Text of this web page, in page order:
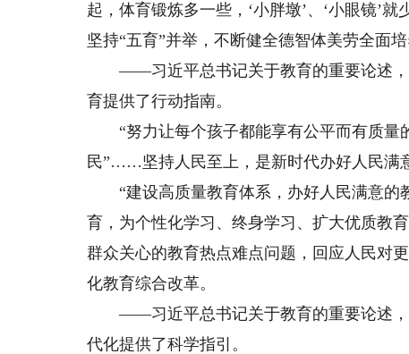
起，体育锻炼多一些，‘小胖墩’、‘小眼镜’
坚持“五育”并举，不断健全德智体美劳全面培
——习近平总书记关于教育的重要论述，
育提供了行动指南。
“努力让每个孩子都能享有公平而有质量
民”……坚持人民至上，是新时代办好人民满
“建设高质量教育体系，办好人民满意的
育，为个性化学习、终身学习、扩大优质
群众关心的教育热点难点问题，回应人民对
化教育综合改革。
——习近平总书记关于教育的重要论述，
代化提供了科学指引。